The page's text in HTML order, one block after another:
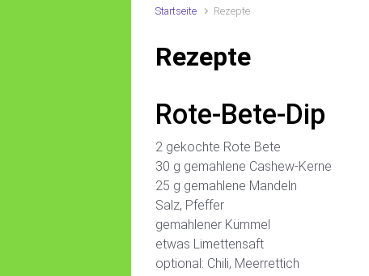
Startseite Rezepte
Rezepte
Rote-Bete-Dip
2 gekochte Rote Bete
30 g gemahlene Cashew-Kerne
25 g gemahlene Mandeln
Salz, Pfeffer
gemahlener Kümmel
etwas Limettensaft
optional: Chili, Meerrettich